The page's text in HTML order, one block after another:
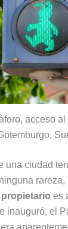
acceso
una ciudad
rareza,
es
inauguró, el